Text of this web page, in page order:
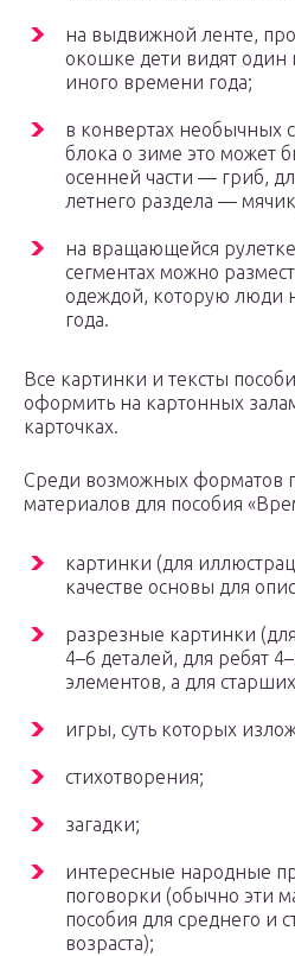
на выдвижной ленте,
окошке дети видят один
иного времени года;
в конвертах необычных
блока о зиме это может
осенней части — гриб,
летнего раздела —
на вращающейся
сегментах можно
одеждой, которую люди
года.
Все картинки и тексты
оформить на картонных
карточках.
Среди возможных форматов
материалов для пособия
картинки (для
качестве основы для
разрезные картинки
4–6 деталей, для ребят
элементов, а для
игры, суть которых
стихотворения;
загадки;
интересные народные
поговорки (обычно эти
пособия для среднего и
возраста);